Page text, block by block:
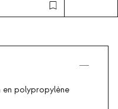
en polypropylène